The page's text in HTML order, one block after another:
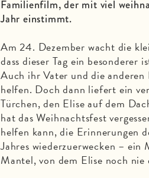
Familienfilm, der mit viel
Jahr einstimmt.
Am 24. Dezember wacht die
dass dieser Tag ein
Auch ihr Vater und die
helfen. Doch dann liefert ein
Türchen, den Elise auf dem
hat das Weihnachtsfest
helfen kann, die Erinnerungen
Jahres wiederzuerwecken –
Mantel, von dem Elise noch nie